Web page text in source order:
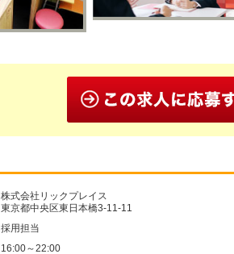
株式会社リックプレイス
東京都中央区東日本橋3-11-11
採用担当
16:00～22:00